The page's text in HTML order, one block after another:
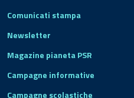
Comunicati stampa
Newsletter
Magazine pianeta PSR
Campagne informative
Campagne scolastiche